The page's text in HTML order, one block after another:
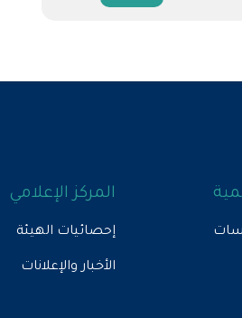
المركز الإعلامي
إحصائيات الهيئة
الأخبار والإعلانات